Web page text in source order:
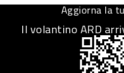
PERSONA
PUERICULTURA
Aggiorna la
Il volantino ARD